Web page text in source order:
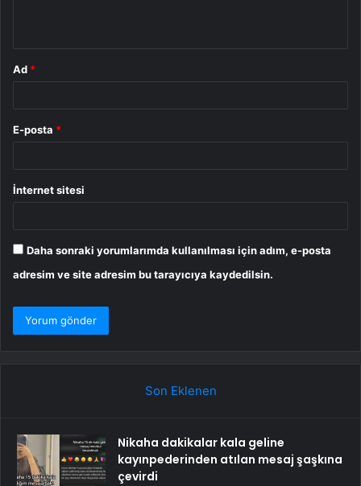
Ad *
E-posta *
İnternet sitesi
Daha sonraki yorumlarımda kullanılması için adım, e-posta
adresim ve site adresim bu tarayıcıya kaydedilsin.
Son Eklenen
Nikaha dakikalar kala geline
kayınpederinden atılan mesaj şaşkına
çevirdi